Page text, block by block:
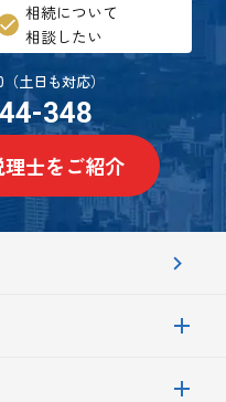
相続について
相談したい
（土日も対応）
348
士をご紹介